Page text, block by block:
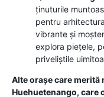
ținuturile
pentru
vibrante și
explora piețele,
priveliștile
Alte orașe care merită
Huehuetenango, care